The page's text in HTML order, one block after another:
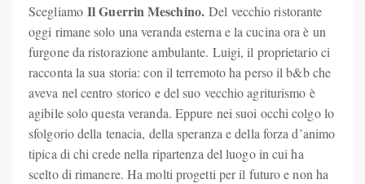
Scegliamo Il Guerrin Meschino.Del vecchio ristorante
oggi rimane solo una veranda esterna e la cucina ora è un
furgone da ristorazione ambulante. Luigi, il proprietario ci
racconta la sua storia: con il terremoto ha perso il b&b che
aveva nel centro storico e del suo vecchio agriturismo è
agibile solo questa veranda. Eppure nei suoi occhi colgo lo
sfolgorio della tenacia, della speranza e della forza d’animo
tipica di chi crede nella ripartenza del luogo in cui ha
scelto di rimanere. Ha molti progetti per il futuro e non ha